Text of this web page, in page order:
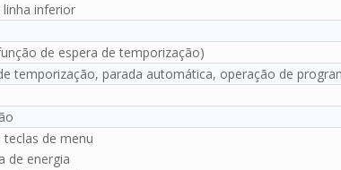
inferior
de espera de temporização)
temporização, parada automática, operação de
de menu
de energia